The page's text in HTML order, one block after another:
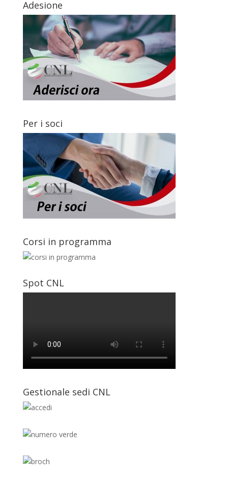
Adesione
Per i soci
Corsi in programma
Spot CNL
Gestionale sedi CNL